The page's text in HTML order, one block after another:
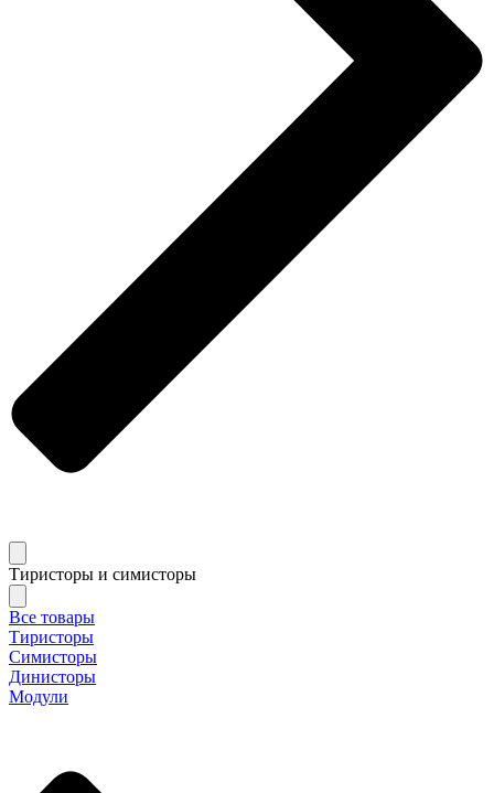
Тиристоры и симисторы
Все товары
Тиристоры
Симисторы
Динисторы
Модули